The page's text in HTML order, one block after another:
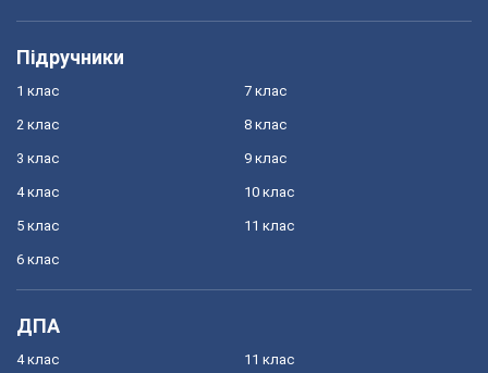
Підручники
1 клас
2 клас
3 клас
4 клас
5 клас
6 клас
7 клас
8 клас
9 клас
10 клас
11 клас
ДПА
4 клас 11 клас